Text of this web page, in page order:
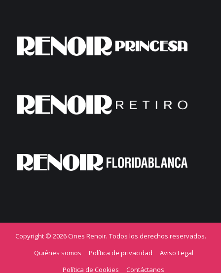
Copyright © 2026 Cines Renoir. Todos los derechos reservados.
Quiénes somos
Política de privacidad
Aviso Legal
Política de Cookies
Contáctanos